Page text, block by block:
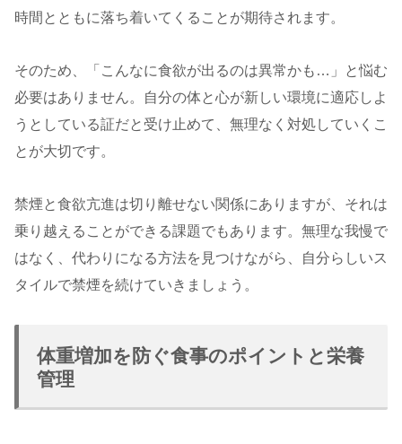
時間とともに落ち着いてくることが期待されます。
そのため、「こんなに食欲が出るのは異常かも…」と悩む
必要はありません。自分の体と心が新しい環境に適応しよ
うとしている証だと受け止めて、無理なく対処していくこ
とが大切です。
禁煙と食欲亢進は切り離せない関係にありますが、それは
乗り越えることができる課題でもあります。無理な我慢で
はなく、代わりになる方法を見つけながら、自分らしいス
タイルで禁煙を続けていきましょう。
体重増加を防ぐ食事のポイントと栄養
管理